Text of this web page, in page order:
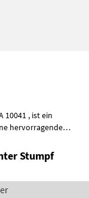
Stumpf